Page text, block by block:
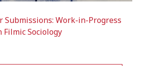
Submissions: Work-in-Progress
Filmic Sociology